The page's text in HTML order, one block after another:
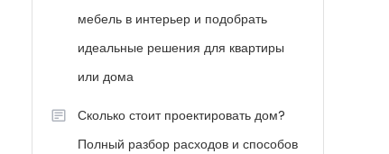
мебель в интерьер и подобрать
идеальные решения для квартиры
или дома
Сколько стоит проектировать дом?
Полный разбор расходов и способов